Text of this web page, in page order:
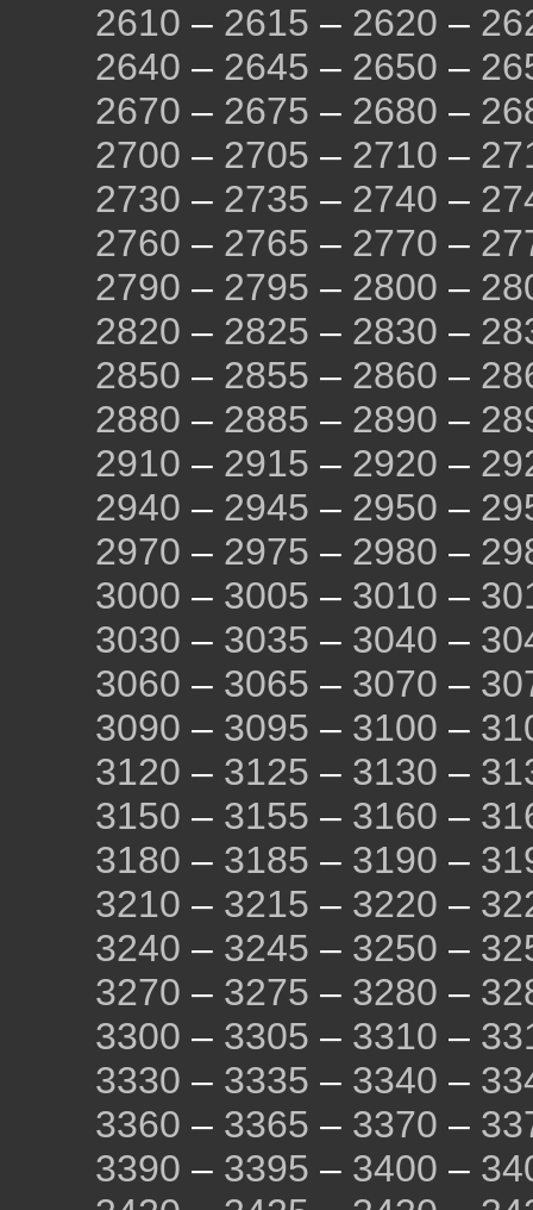
2610 – 2615 – 2620 –
2640 – 2645 – 2650 –
2670 – 2675 – 2680 –
2700 – 2705 – 2710 –
2730 – 2735 – 2740 –
2760 – 2765 – 2770 –
2790 – 2795 – 2800 –
2820 – 2825 – 2830 –
2850 – 2855 – 2860 –
2880 – 2885 – 2890 –
2910 – 2915 – 2920 –
2940 – 2945 – 2950 –
2970 – 2975 – 2980 –
3000 – 3005 – 3010 –
3030 – 3035 – 3040 –
3060 – 3065 – 3070 –
3090 – 3095 – 3100 –
3120 – 3125 – 3130 –
3150 – 3155 – 3160 –
3180 – 3185 – 3190 –
3210 – 3215 – 3220 –
3240 – 3245 – 3250 –
3270 – 3275 – 3280 –
3300 – 3305 – 3310 –
3330 – 3335 – 3340 –
3360 – 3365 – 3370 –
3390 – 3395 – 3400 –